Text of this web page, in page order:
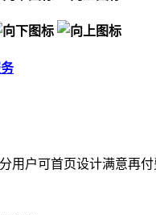
用户可首页设计满意再